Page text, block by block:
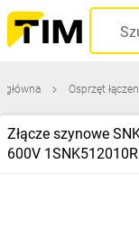
główna Osprzęt
Złącze szynowe
600V